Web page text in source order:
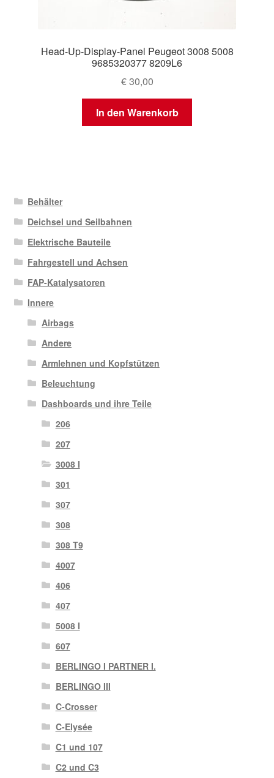
Head-Up-Display-Panel Peugeot 3008 5008
9685320377 8209L6
€30,00
In den Warenkorb
Behälter
Deichsel und Seilbahnen
Elektrische Bauteile
Fahrgestell und Achsen
FAP-Katalysatoren
Innere
Airbags
Andere
Armlehnen und Kopfstützen
Beleuchtung
Dashboards und ihre Teile
206
207
3008 I
301
307
308
308 T9
4007
406
407
5008 I
607
BERLINGO I PARTNER I.
BERLINGO III
C-Crosser
C-Elysée
C1 und 107
C2 und C3